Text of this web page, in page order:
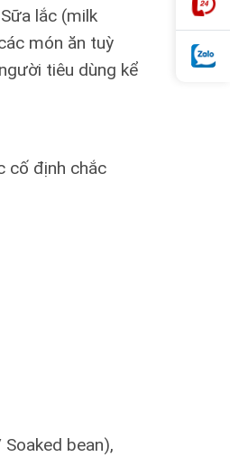
lắc (milk
món ăn tuỳ
tiêu dùng kể
cố định chắc
bean),